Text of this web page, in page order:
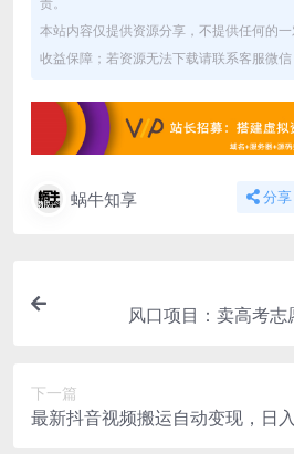
本站内容仅提供资源分享，不提供任何的
收益保障；若资源无法下载请联系客服微
蜗牛知享 分享
风口项目：卖高考志
下一篇
最新抖音视频搬运自动变现，日